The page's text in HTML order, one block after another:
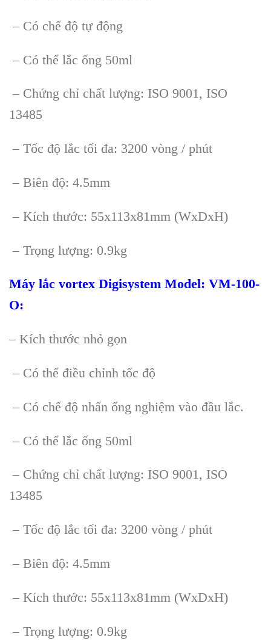
– Có chế độ tự động
– Có thể lắc ống 50ml
– Chứng chỉ chất lượng: ISO 9001, ISO
13485
– Tốc độ lắc tối đa: 3200 vòng / phút
– Biên độ: 4.5mm
– Kích thước: 55x113x81mm (WxDxH)
– Trọng lượng: 0.9kg
Máy lắc vortex Digisystem Model: VM-100-
O:
– Kích thước nhỏ gọn
– Có thể điều chỉnh tốc độ
– Có chế độ nhấn ống nghiệm vào đầu lắc.
– Có thể lắc ống 50ml
– Chứng chỉ chất lượng: ISO 9001, ISO
13485
– Tốc độ lắc tối đa: 3200 vòng / phút
– Biên độ: 4.5mm
– Kích thước: 55x113x81mm (WxDxH)
– Trọng lượng: 0.9kg